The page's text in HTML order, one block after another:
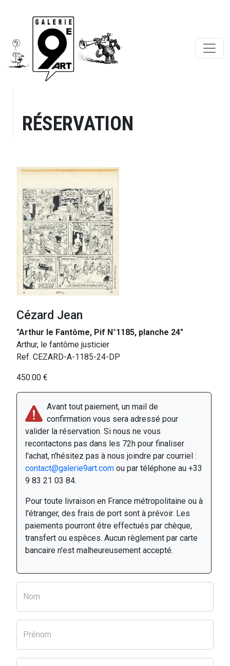
RÉSERVATION
Cézard Jean
"Arthur le Fantôme, Pif N°1185, planche 24"
Arthur, le fantôme justicier
Ref. CEZARD-A-1185-24-DP
450.00 €
Avant tout paiement, un mail de
confirmation vous sera adressé pour
valider la réservation. Si nous ne vous
recontactons pas dans les 72h pour finaliser
l'achat, n'hésitez pas à nous joindre par courriel :
contact@galerie9art.com ou par téléphone au +33
9 83 21 03 84.
Pour toute livraison en France métropolitaine ou à
l'étranger, des frais de port sont à prévoir. Les
paiements pourront être effectués par chèque,
transfert ou espèces. Aucun règlement par carte
bancaire n'est malheureusement accepté.
Nom
Prénom